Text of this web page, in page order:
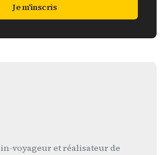
Je m'inscris
voyageur et réalisateur de